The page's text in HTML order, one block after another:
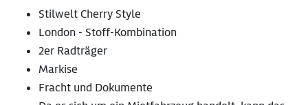
Stilwelt Cherry Style
London - Stoff-Kombination
2er Radträger
Markise
Fracht und Dokumente